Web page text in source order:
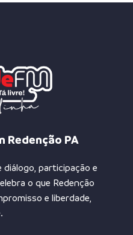
Redenção PA
diálogo, participação e
o que Redenção
e liberdade,